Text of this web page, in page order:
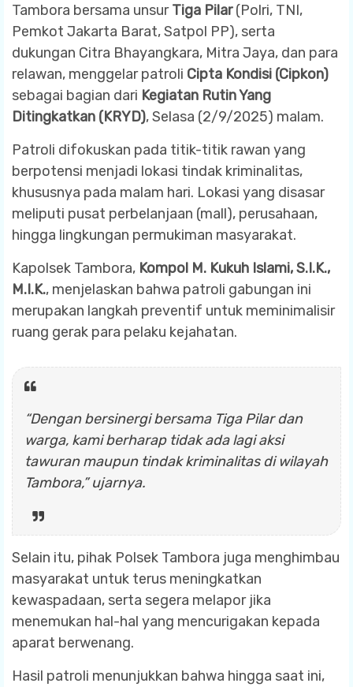
Tambora bersama unsurTiga Pilar(Polri, TNI,
Pemkot Jakarta Barat, Satpol PP), serta
dukungan Citra Bhayangkara, Mitra Jaya, dan para
relawan, menggelar patroli Cipta Kondisi (Cipkon)
sebagai bagian dari Kegiatan Rutin Yang
Ditingkatkan (KRYD), Selasa (2/9/2025) malam.
Patroli difokuskan pada titik-titik rawan yang
berpotensi menjadi lokasi tindak kriminalitas,
khususnya pada malam hari. Lokasi yang disasar
meliputi pusat perbelanjaan (mall), perusahaan,
hingga lingkungan permukiman masyarakat.
Kapolsek Tambora, Kompol M. Kukuh Islami, S.I.K.,
M.I.K., menjelaskan bahwa patroli gabungan ini
merupakan langkah preventif untuk meminimalisir
ruang gerak para pelaku kejahatan.
“Dengan bersinergi bersama Tiga Pilar dan
warga, kami berharap tidak ada lagi aksi
tawuran maupun tindak kriminalitas di wilayah
Tambora,”ujarnya.
Selain itu, pihak Polsek Tambora juga menghimbau
masyarakat untuk terus meningkatkan
kewaspadaan, serta segera melapor jika
menemukan hal-hal yang mencurigakan kepada
aparat berwenang.
Hasil patroli menunjukkan bahwa hingga saat ini,